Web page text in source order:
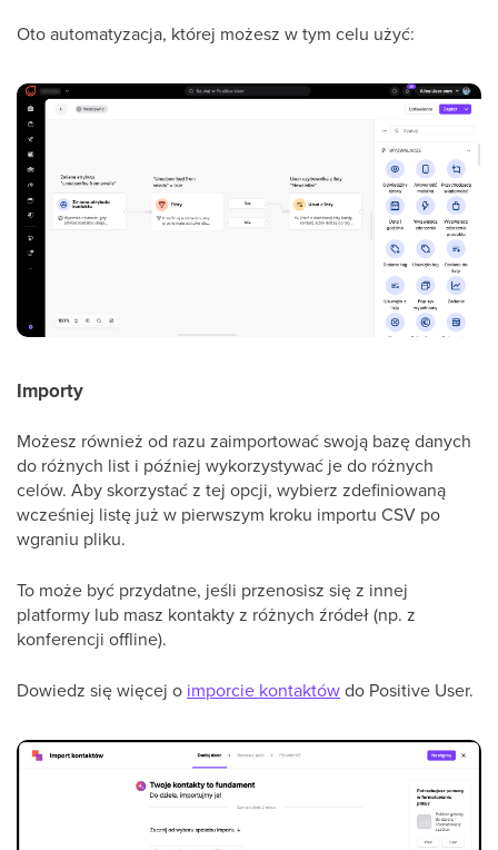
Oto automatyzacja, której możesz w tym celu użyć:
Importy
Możesz również od razu zaimportować swoją bazę danych
do różnych list i później wykorzystywać je do różnych
celów. Aby skorzystać z tej opcji, wybierz zdefiniowaną
wcześniej listę już w pierwszym kroku importu CSV po
wgraniu pliku.
To może być przydatne, jeśli przenosisz się z innej
platformy lub masz kontakty z różnych źródeł (np. z
konferencji offline).
Dowiedz się więcej o imporcie kontaktówdo Positive User.